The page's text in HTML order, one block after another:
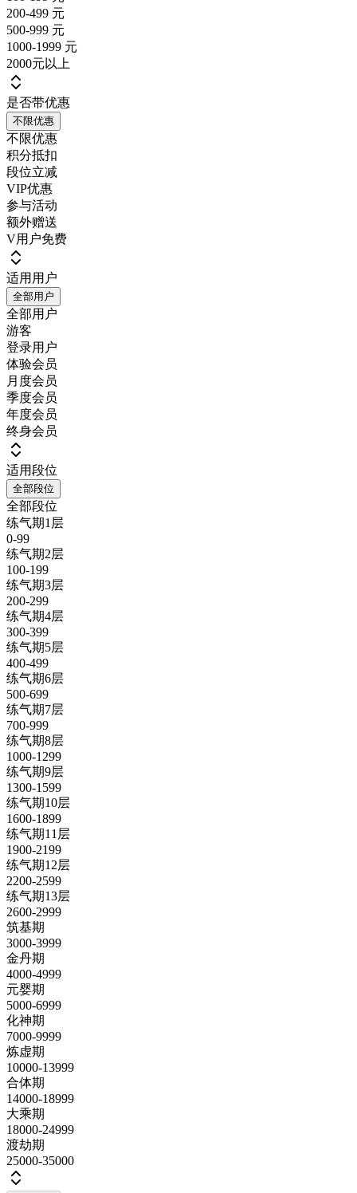
200-499 元
500-999 元
1000-1999 元
2000元以上
是否带优惠
不限优惠
不限优惠
积分抵扣
段位立减
VIP优惠
参与活动
额外赠送
V用户免费
适用用户
全部用户
全部用户
游客
登录用户
体验会员
月度会员
季度会员
年度会员
终身会员
适用段位
全部段位
全部段位
练气期1层
0-99
练气期2层
100-199
练气期3层
200-299
练气期4层
300-399
练气期5层
400-499
练气期6层
500-699
练气期7层
700-999
练气期8层
1000-1299
练气期9层
1300-1599
练气期10层
1600-1899
练气期11层
1900-2199
练气期12层
2200-2599
练气期13层
2600-2999
筑基期
3000-3999
金丹期
4000-4999
元婴期
5000-6999
化神期
7000-9999
炼虚期
10000-13999
合体期
14000-18999
大乘期
18000-24999
渡劫期
25000-35000